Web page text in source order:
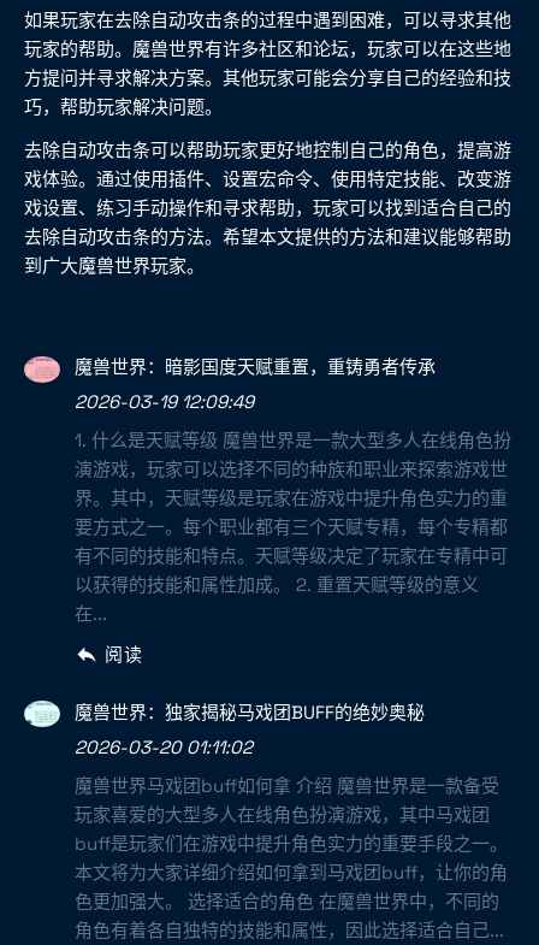
如果玩家在去除自动攻击条的过程中遇到困难，可以寻求其他
玩家的帮助。魔兽世界有许多社区和论坛，玩家可以在这些地
方提问并寻求解决方案。其他玩家可能会分享自己的经验和技
巧，帮助玩家解决问题。
去除自动攻击条可以帮助玩家更好地控制自己的角色，提高游
戏体验。通过使用插件、设置宏命令、使用特定技能、改变游
戏设置、练习手动操作和寻求帮助，玩家可以找到适合自己的
去除自动攻击条的方法。希望本文提供的方法和建议能够帮助
到广大魔兽世界玩家。
魔兽世界：暗影国度天赋重置，重铸勇者传承
2026-03-19 12:09:49
1. 什么是天赋等级 魔兽世界是一款大型多人在线角色扮
演游戏，玩家可以选择不同的种族和职业来探索游戏世
界。其中，天赋等级是玩家在游戏中提升角色实力的重
要方式之一。每个职业都有三个天赋专精，每个专精都
有不同的技能和特点。天赋等级决定了玩家在专精中可
以获得的技能和属性加成。 2. 重置天赋等级的意义
在...
阅读
魔兽世界：独家揭秘马戏团BUFF的绝妙奥秘
2026-03-20 01:11:02
魔兽世界马戏团buff如何拿 介绍 魔兽世界是一款备受
玩家喜爱的大型多人在线角色扮演游戏，其中马戏团
buff是玩家们在游戏中提升角色实力的重要手段之一。
本文将为大家详细介绍如何拿到马戏团buff，让你的角
色更加强大。 选择适合的角色 在魔兽世界中，不同的
角色有着各自独特的技能和属性，因此选择适合自己...